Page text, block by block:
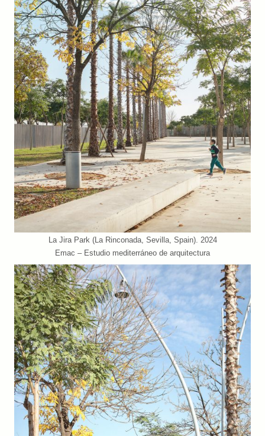
La Jira Park (La Rinconada, Sevilla, Spain). 2024
Emac – Estudio mediterráneo de arquitectura